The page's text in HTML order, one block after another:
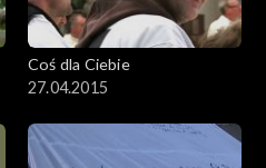
Coś dla Ciebie
27.04.2015